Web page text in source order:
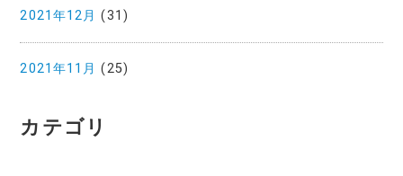
2021年12月 (31)
2021年11月 (25)
カテゴリ